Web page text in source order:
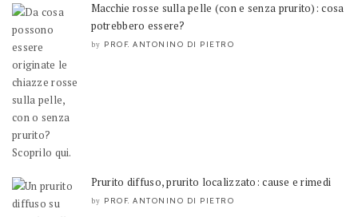
Macchie rosse sulla pelle (con e senza prurito): cosa
potrebbero essere?
by PROF. ANTONINO DI PIETRO
Prurito diffuso, prurito localizzato: cause e rimedi
by PROF. ANTONINO DI PIETRO